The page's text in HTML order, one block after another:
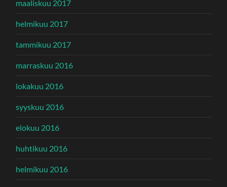
maaliskuu 2017
helmikuu 2017
tammikuu 2017
marraskuu 2016
lokakuu 2016
syyskuu 2016
elokuu 2016
huhtikuu 2016
helmikuu 2016